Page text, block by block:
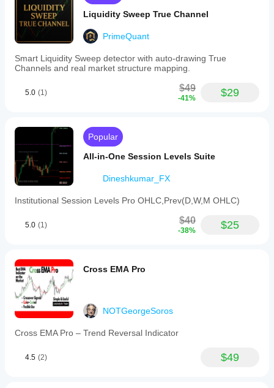
Liquidity Sweep True Channel
PrimeQuant
Smart Liquidity Sweep detector with auto-drawing True
Channels and real market structure mapping.
5.0 (1) $49
-41% $29
Popular
All-in-One Session Levels Suite
Dineshkumar_FX
Institutional Session Levels Pro OHLC,Prev(D,W,M OHLC)
5.0 (1) $40
-38% $25
Cross EMA Pro
NOTGeorgeSoros
Cross EMA Pro – Trend Reversal Indicator
4.5 (2) $49